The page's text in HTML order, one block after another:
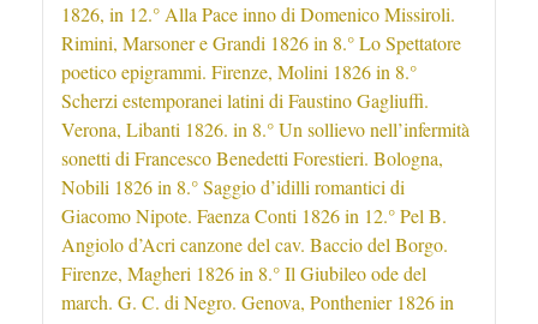
1826, in 12.° Alla Pace inno di Domenico Missiroli.
Rimini, Marsoner e Grandi 1826 in 8.° Lo Spettatore
poetico epigrammi. Firenze, Molini 1826 in 8.°
Scherzi estemporanei latini di Faustino Gagliuffi.
Verona, Libanti 1826. in 8.° Un sollievo nell’infermità
sonetti di Francesco Benedetti Forestieri. Bologna,
Nobili 1826 in 8.° Saggio d’idilli romantici di
Giacomo Nipote. Faenza Conti 1826 in 12.° Pel B.
Angiolo d’Acri canzone del cav. Baccio del Borgo.
Firenze, Magheri 1826 in 8.° Il Giubileo ode del
march. G. C. di Negro. Genova, Ponthenier 1826 in